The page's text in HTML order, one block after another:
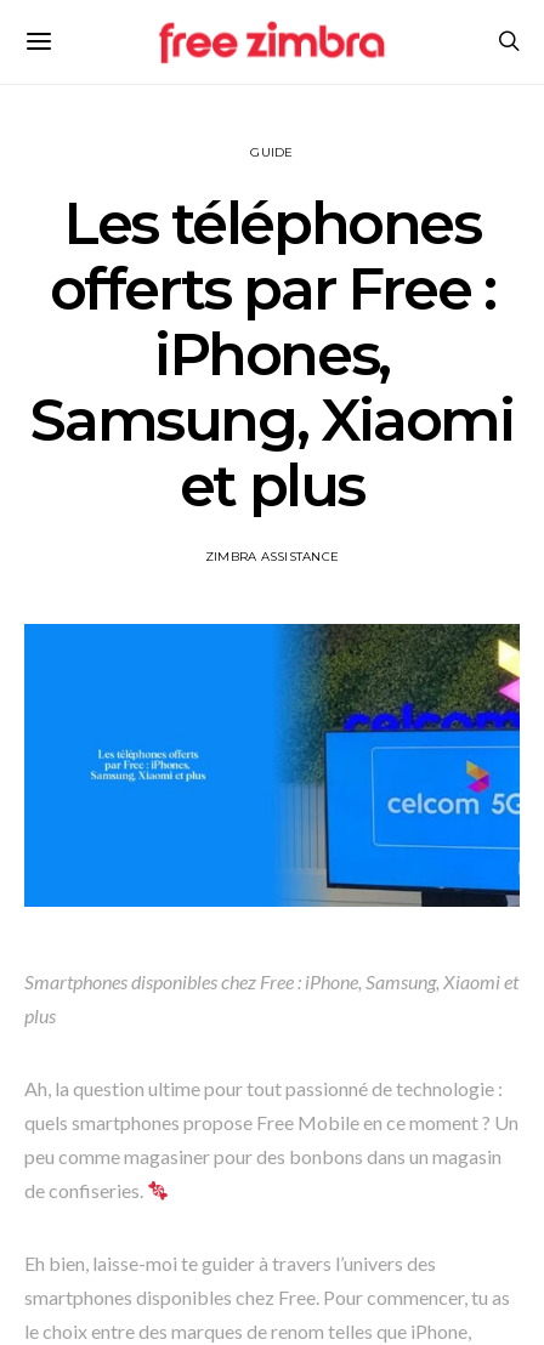
GUIDE
Les téléphones
offerts par Free :
iPhones,
Samsung, Xiaomi
et plus
ZIMBRA ASSISTANCE
Smartphones disponibles chez Free : iPhone, Samsung, Xiaomi et
plus
Ah, la question ultime pour tout passionné de technologie :
quels smartphones propose Free Mobile en ce moment ? Un
peu comme magasiner pour des bonbons dans un magasin
de confiseries.
Eh bien, laisse-moi te guider à travers l’univers des
smartphones disponibles chez Free. Pour commencer, tu as
le choix entre des marques de renom telles que iPhone,